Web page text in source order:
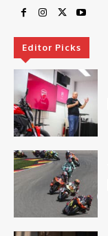
Editor Picks